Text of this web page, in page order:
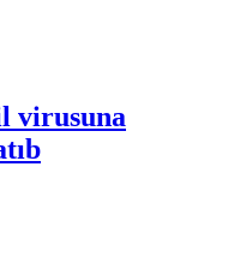
virusuna